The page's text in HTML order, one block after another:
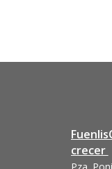
crecer
Pza.